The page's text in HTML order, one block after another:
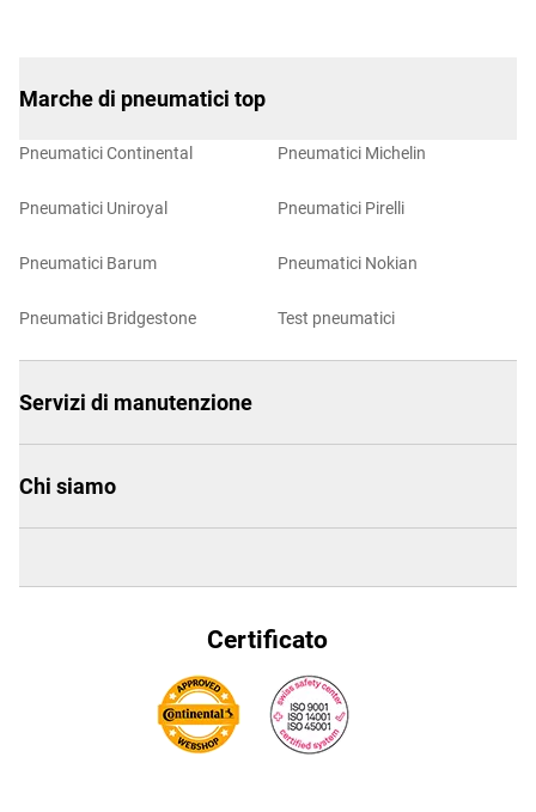
Marche di pneumatici top
Pneumatici Continental
Pneumatici Uniroyal
Pneumatici Barum
Pneumatici Bridgestone
Pneumatici Michelin
Pneumatici Pirelli
Pneumatici Nokian
Test pneumatici
Servizi di manutenzione
Chi siamo
Certificato